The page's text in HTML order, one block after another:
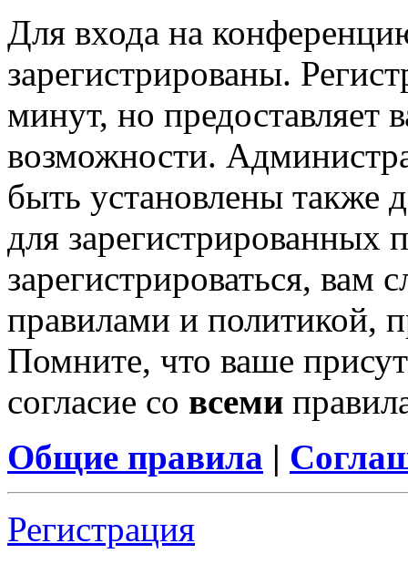
Для входа на
зарегистрированы.
минут, но предоставляет
возможности.
быть установлены также
для зарегистрированных
зарегистрироваться, вам
правилами и политикой,
Помните, что ваше
согласие со всеми
Общие правила |
Регистрация